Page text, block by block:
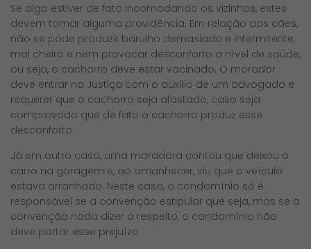
Se algo estiver de fato incomodando os vizinhos, estes
devem tomar alguma providência. Em relação aos cães,
não se pode produzir barulho demasiado e intermitente,
mal cheiro e nem provocar desconforto a nível de saúde,
ou seja, o cachorro deve estar vacinado. O morador
deve entrar na Justiça com o auxílio de um advogado e
requerer que o cachorro seja afastado, caso seja
comprovado que de fato o cachorro produz esse
desconforto.
Já em outro caso, uma moradora contou que deixou o
carro na garagem e, ao amanhecer, viu que o veículo
estava arranhado. Neste caso, o condomínio só é
responsável se a convenção estipular que seja, mas se a
convenção nada dizer a respeito, o condomínio não
deve portar esse prejuízo.